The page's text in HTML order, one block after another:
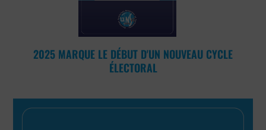
2025 MARQUE LE DÉBUT D'UN NOUVEAU CYCLE
ÉLECTORAL